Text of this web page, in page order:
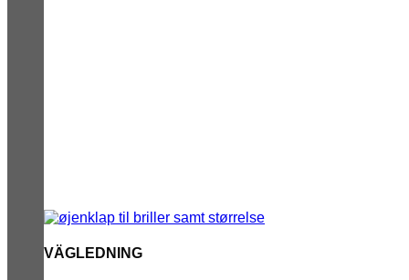
VÄGLEDNING